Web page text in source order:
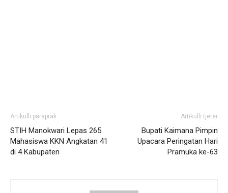
Artikulli paraprak
STIH Manokwari Lepas 265
Mahasiswa KKN Angkatan 41
di 4 Kabupaten
Artikulli tjetër
Bupati Kaimana Pimpin
Upacara Peringatan Hari
Pramuka ke-63